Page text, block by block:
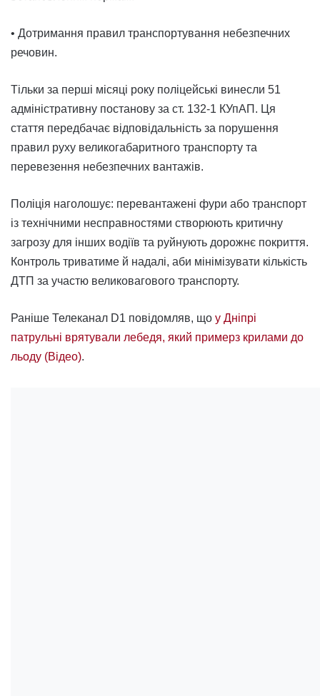
• Дотримання правил транспортування небезпечних
речовин.
Тільки за перші місяці року поліцейські винесли 51
адміністративну постанову за ст. 132-1 КУпАП. Ця
стаття передбачає відповідальність за порушення
правил руху великогабаритного транспорту та
перевезення небезпечних вантажів.
Поліція наголошує: перевантажені фури або транспорт
із технічними несправностями створюють критичну
загрозу для інших водіїв та руйнують дорожнє покриття.
Контроль триватиме й надалі, аби мінімізувати кількість
ДТП за участю великовагового транспорту.
Раніше Телеканал D1 повідомляв, що у Дніпрі
патрульні врятували лебедя, який примерз крилами до
льоду (Відео).